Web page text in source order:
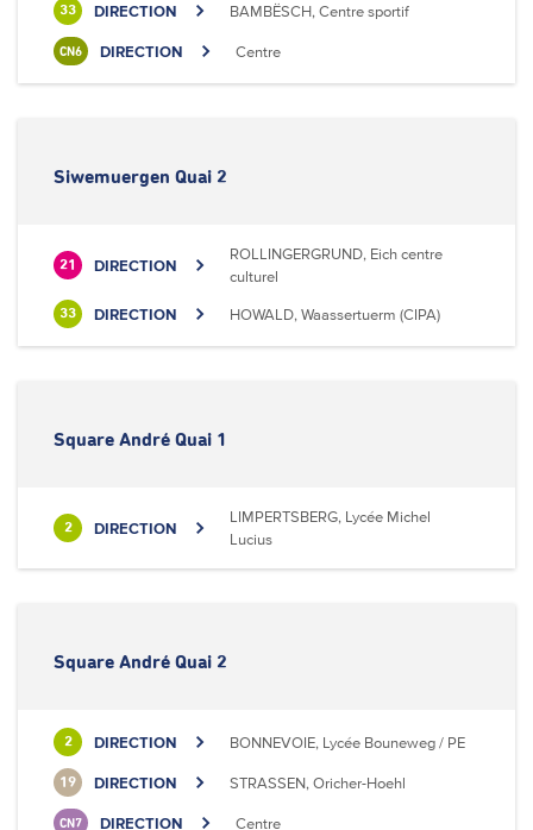
33 DIRECTION BAMBËSCH, Centre sportif
CN6 DIRECTION Centre
Siwemuergen Quai 2
21 DIRECTION
ROLLINGERGRUND, Eich centre
culturel
33 DIRECTION HOWALD, Waassertuerm (CIPA)
Square André Quai 1
2 DIRECTION
LIMPERTSBERG, Lycée Michel
Lucius
Square André Quai 2
2 DIRECTION BONNEVOIE, Lycée Bouneweg / PE
19 DIRECTION STRASSEN, Oricher-Hoehl
CN7 DIRECTION Centre